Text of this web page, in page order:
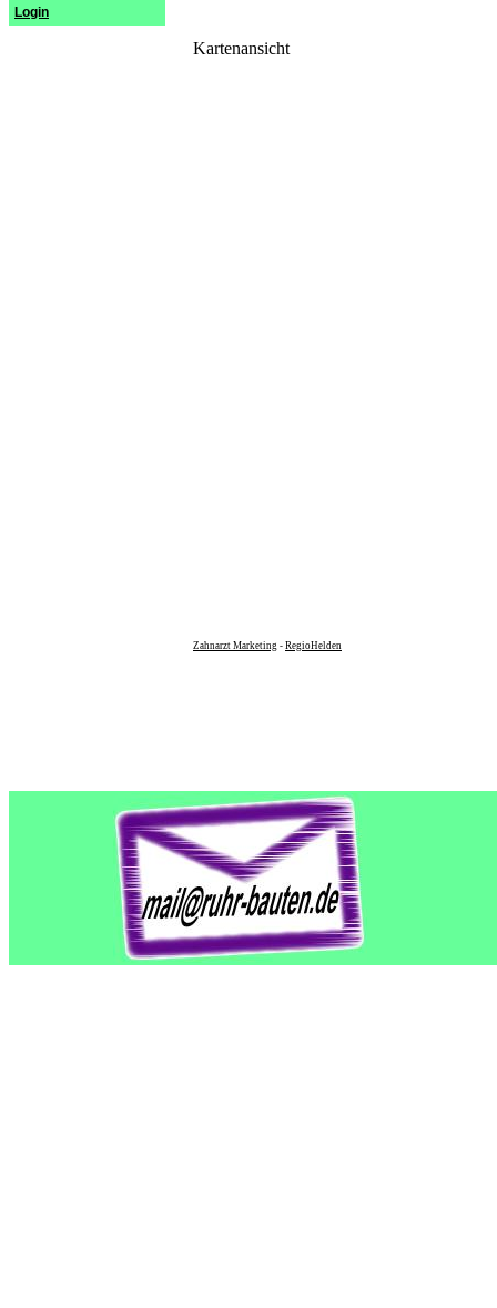
Login
Kartenansicht
Zahnarzt Marketing - RegioHelden